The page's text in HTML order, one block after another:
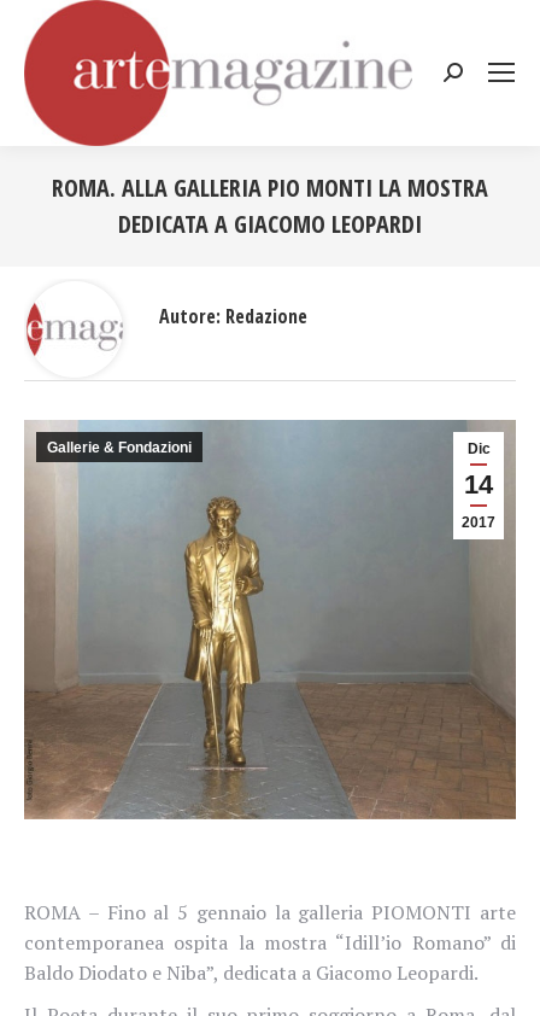
Cerca:
ROMA. ALLA GALLERIA PIO MONTI LA MOSTRA
DEDICATA A GIACOMO LEOPARDI
Dic
14
2017
Gallerie & Fondazioni
ROMA – Fino al 5 gennaio la galleria PIOMONTI arte
contemporanea ospita la mostra “Idill’io Romano” di
Baldo Diodato e Niba”, dedicata a Giacomo Leopardi.
Autore: Redazione